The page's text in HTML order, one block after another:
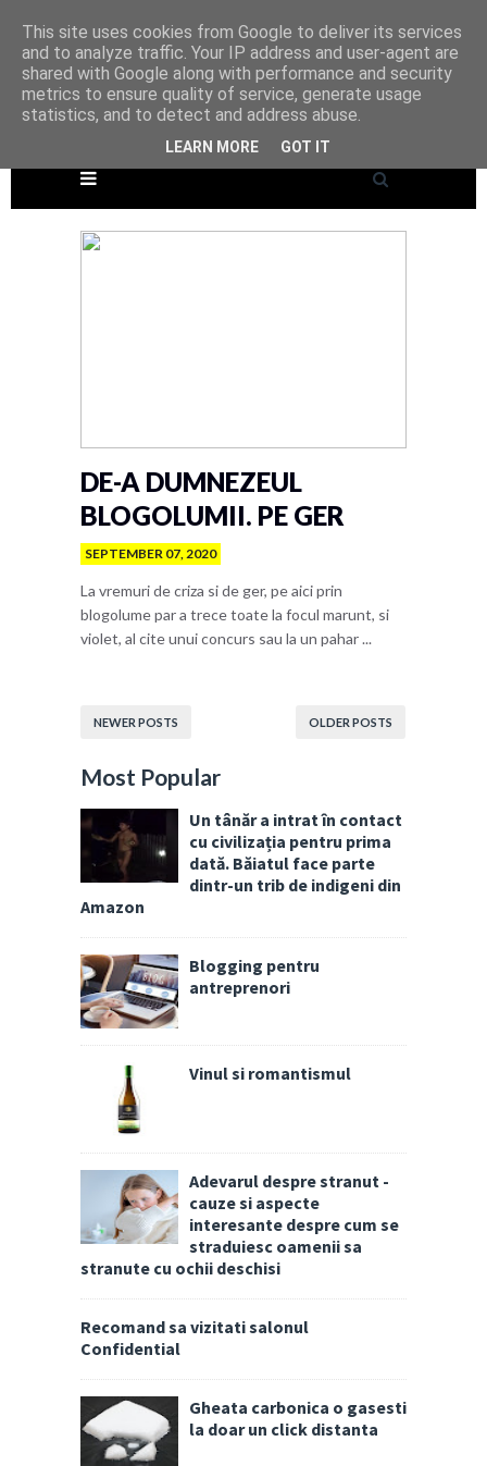
DE-A DUMNEZEUL
BLOGOLUMII. PE GER
SEPTEMBER 07, 2020
La vremuri de criza si de ger, pe aici prin
blogolume par a trece toate la focul marunt, si
violet, al cite unui concurs sau la un pahar ...
NEWER POSTS OLDER POSTS
Most Popular
Un tânăr a intrat în contact
cu civilizația pentru prima
dată. Băiatul face parte
dintr-un trib de indigeni din
Amazon
Blogging pentru
antreprenori
Vinul si romantismul
Adevarul despre stranut -
cauze si aspecte
interesante despre cum se
straduiesc oamenii sa
stranute cu ochii deschisi
Recomand sa vizitati salonul
Confidential
Gheata carbonica o gasesti
la doar un click distanta
This site uses cookies from Google to deliver its services
and to analyze traffic. Your IP address and user-agent are
shared with Google along with performance and security
metrics to ensure quality of service, generate usage
statistics, and to detect and address abuse.
LEARN MORE GOT IT